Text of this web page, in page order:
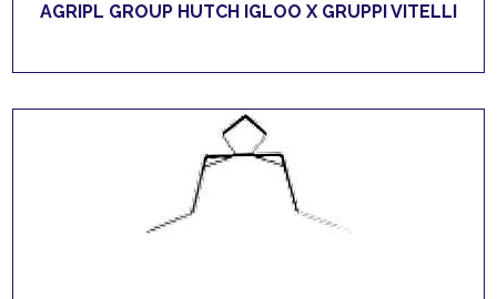
AGRIPL GROUP HUTCH IGLOO X GRUPPI VITELLI